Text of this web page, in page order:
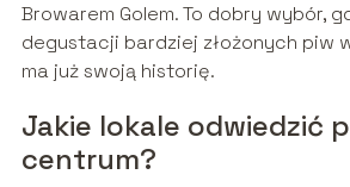
Browarem Golem. To dobry wybór,
degustacji bardziej złożonych piw
ma już swoją historię.
Jakie lokale odwiedzić
centrum?